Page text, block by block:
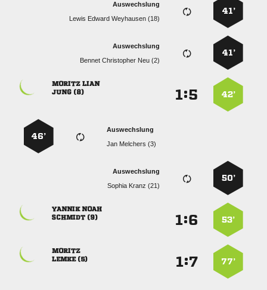
41’
Auswechslung
   
41’
Auswechslung
   
42’
:
 
 
Auswechslung
  
46’
50’
Auswechslung
  
53’
:
 
 
77’
:

 